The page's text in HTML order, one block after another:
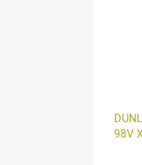
98V